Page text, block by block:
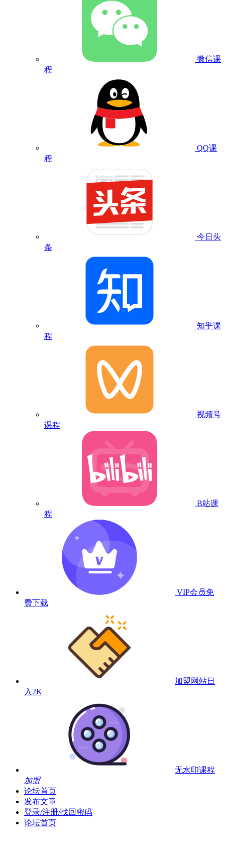
微信课
程
QQ课
程
今日头
条
知乎课
程
视频号
课程
B站课
程
VIP会员免
费下载
加盟网站日
入2K
无水印课程
加盟
论坛首页
发布文章
登录/注册/找回密码
论坛首页